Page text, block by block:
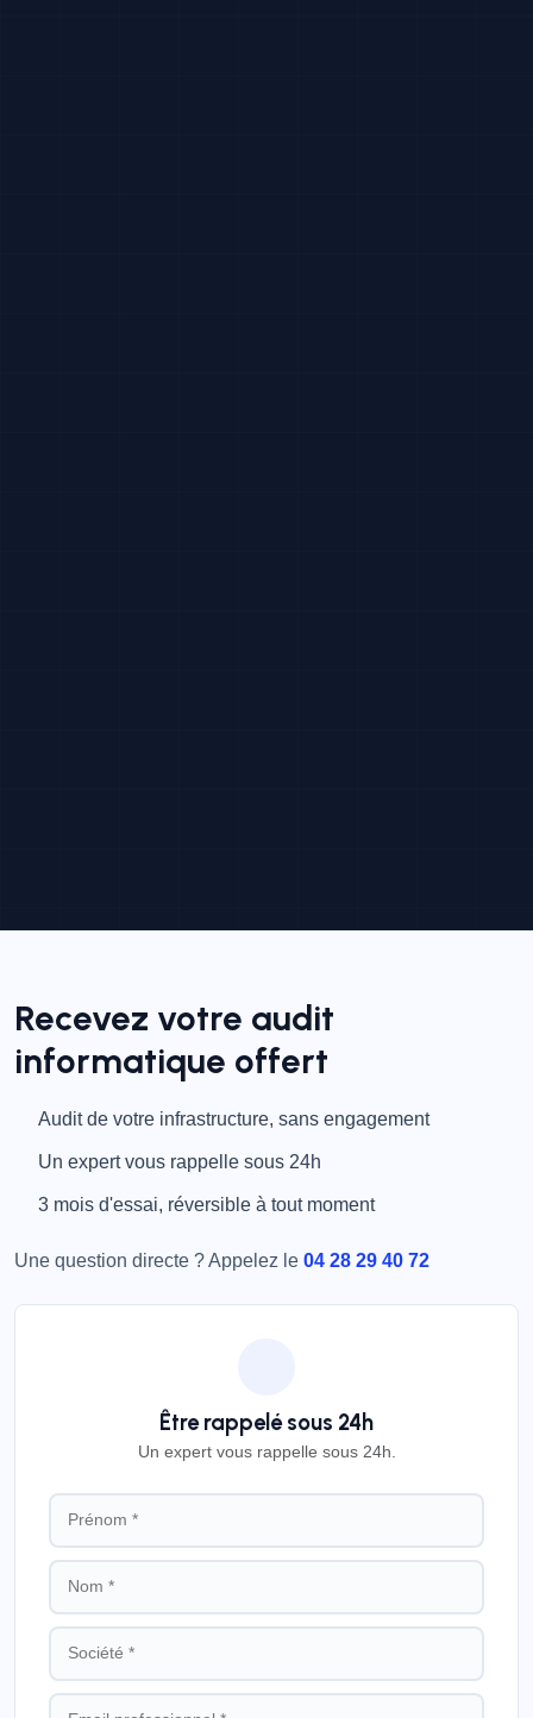
Recevez votre audit
informatique offert
Audit de votre infrastructure, sans engagement
Un expert vous rappelle sous 24h
3 mois d'essai, réversible à tout moment
Une question directe ? Appelez le 04 28 29 40 72
Être rappelé sous 24h
Un expert vous rappelle sous 24h.